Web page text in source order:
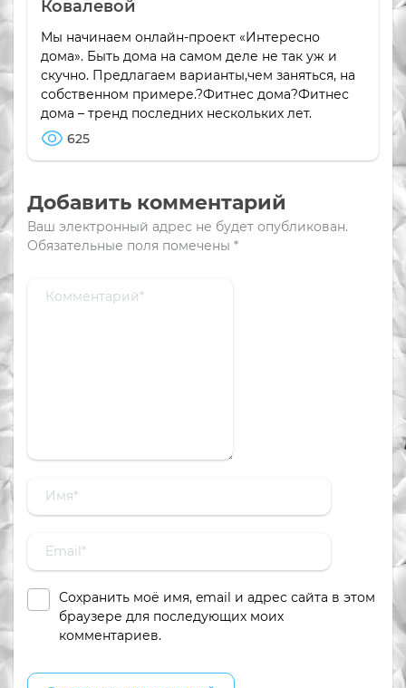
Ковалевой
Мы начинаем онлайн-проект «Интересно
дома». Быть дома на самом деле не так уж и
скучно. Предлагаем варианты,чем заняться, на
собственном примере.?Фитнес дома?Фитнес
дома – тренд последних нескольких лет.
625
Добавить комментарий
Ваш электронный адрес не будет опубликован.
Обязательные поля помечены *
Сохранить моё имя, email и адрес сайта в этом
браузере для последующих моих
комментариев.